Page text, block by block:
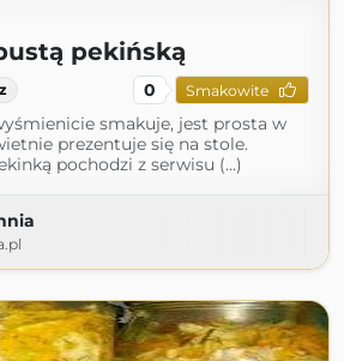
pekińską
0 Smakowite
smakuje, jest prosta w
prezentuje się na stole.
pochodzi z serwisu (...)